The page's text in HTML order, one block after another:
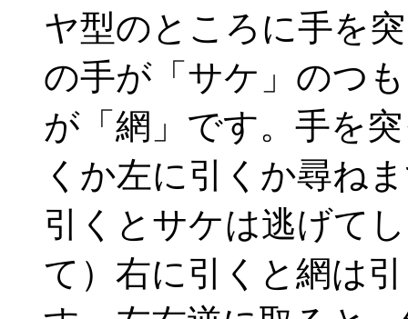
ヤ型のところに手を
の手が「サケ」のつ
が「網」です。手を
くか左に引くか尋ね
引くとサケは逃げて
て）右に引くと網は